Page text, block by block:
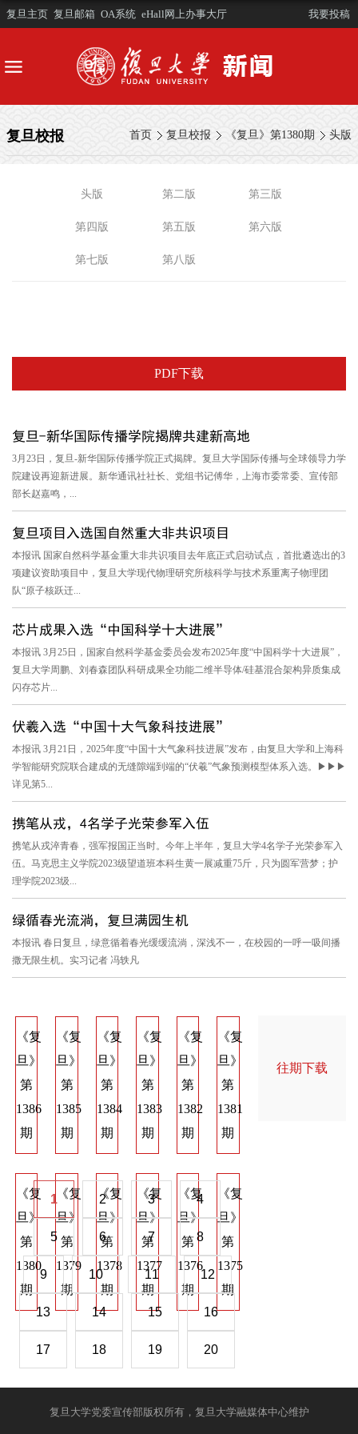
复旦主页 复旦邮箱 OA系统 eHall网上办事大厅 我要投稿
首页 复旦校报 《复旦》第1380期 头版
复旦校报
头版 第二版 第三版
第四版 第五版 第六版
第七版 第八版
PDF下载
复旦-新华国际传播学院揭牌共建新高地
3月23日，复旦-新华国际传播学院正式揭牌。复旦大学国际传播与全球领导力学
院建设再迎新进展。新华通讯社社长、党组书记傅华，上海市委常委、宣传部
部长赵嘉鸣，...
复旦项目入选国自然重大非共识项目
本报讯 国家自然科学基金重大非共识项目去年底正式启动试点，首批遴选出的3
项建议资助项目中，复旦大学现代物理研究所核科学与技术系重离子物理团
队“原子核跃迁...
芯片成果入选“中国科学十大进展”
本报讯 3月25日，国家自然科学基金委员会发布2025年度“中国科学十大进展”，
复旦大学周鹏、刘春森团队科研成果全功能二维半导体/硅基混合架构异质集成
闪存芯片...
伏羲入选“中国十大气象科技进展”
本报讯 3月21日，2025年度“中国十大气象科技进展”发布，由复旦大学和上海科
学智能研究院联合建成的无缝隙端到端的“伏羲”气象预测模型体系入选。▶▶▶
详见第5...
携笔从戎，4名学子光荣参军入伍
携笔从戎淬青春，强军报国正当时。今年上半年，复旦大学4名学子光荣参军入
伍。马克思主义学院2023级望道班本科生黄一展减重75斤，只为圆军营梦；护
理学院2023级...
绿循春光流淌，复旦满园生机
本报讯 春日复旦，绿意循着春光缓缓流淌，深浅不一，在校园的一呼一吸间播
撒无限生机。实习记者 冯轶凡
《复
旦》
第
1386
期
《复
旦》
第
1385
期
《复
旦》
第
1384
期
《复
旦》
第
1383
期
《复
旦》
第
1382
期
《复
旦》
第
1381
期
《复
旦》
第
1380
期
《复
旦》
第
1379
期
《复
旦》
第
1378
期
《复
旦》
第
1377
期
《复
旦》
第
1376
期
《复
旦》
第
1375
期
旦》
1 2 3 4
5 6 7 8
9 10 11 12
13 14 15 16
17 18 19 20
往期下载
复旦大学党委宣传部版权所有，复旦大学融媒体中心维护